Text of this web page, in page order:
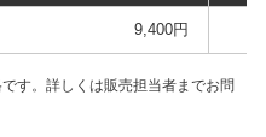
9,400円
す。詳しくは販売担当者までお問